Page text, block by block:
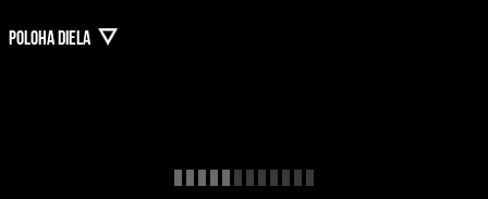
POLOHA DIELA